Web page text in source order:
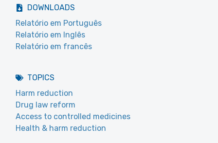
DOWNLOADS
Relatório em Português
Relatório em Inglês
Relatório em francês
TOPICS
Harm reduction
Drug law reform
Access to controlled medicines
Health & harm reduction